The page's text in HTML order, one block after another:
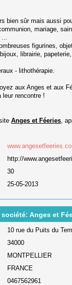
bien sûr mais aussi
mariage,
...
figurines,
librairie,
- lithothérapie.
aux Anges et aux
leur rencontre !
Anges et Féeries,
http://
30
25-05-2013
Anges et
10 rue du Puits du
34000
MONTPELLIER
FRANCE
0467562961